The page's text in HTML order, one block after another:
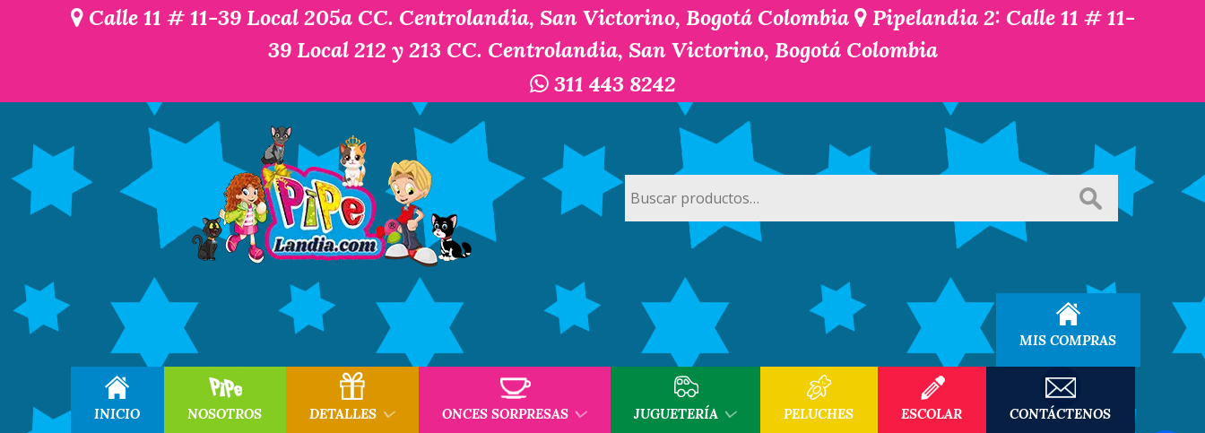
Calle 11 # 11-39 Local 205a CC. Centrolandia, San Victorino, Bogotá Colombia
Pipelandia 2: Calle 11 # 11-
39 Local 212 y 213 CC. Centrolandia, San Victorino, Bogotá Colombia
311 443 8242
por:
MIS COMPRAS
INICIO NOSOTROS DETALLES ONCES SORPRESAS JUGUETERÍA PELUCHES ESCOLAR CONTÁCTENOS